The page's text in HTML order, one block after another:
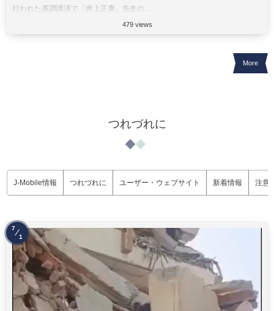
行われた基調講演で「井上正康」先生の...
479 views
More
つれづれに
J-Mobile情報 つれづれに ユーザー・ウェブサイト 新着情報 注意
7
1